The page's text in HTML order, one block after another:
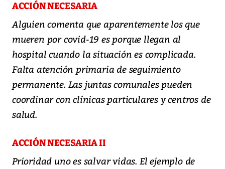
ACCIÓN NECESARIA
Alguien comenta que aparentemente los que
mueren por covid-19 es porque llegan al
hospital cuando la situación es complicada.
Falta atención primaria de seguimiento
permanente. Las juntas comunales pueden
coordinar con clínicas particulares y centros de
salud.
ACCIÓN NECESARIA II
Prioridad uno es salvar vidas. El ejemplo de